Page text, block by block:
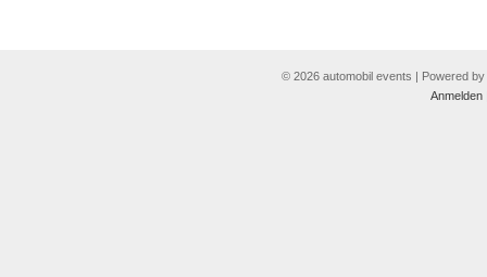
© 2026 automobil events | Powered by
Anmelden|